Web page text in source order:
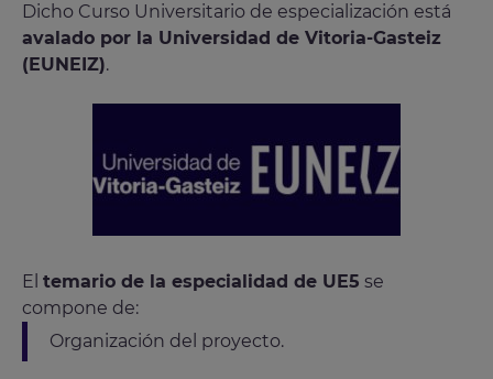
Dicho Curso Universitario de especialización está
avalado por la Universidad de Vitoria-Gasteiz
(EUNEIZ).
El temario de la especialidad de UE5 se
compone de:
Organización del proyecto.